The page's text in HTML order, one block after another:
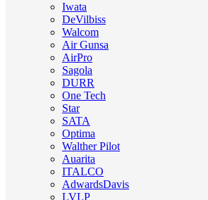
Iwata
DeVilbiss
Walcom
Air Gunsa
AirPro
Sagola
DURR
One Tech
Star
SATA
Optima
Walther Pilot
Auarita
ITALCO
AdwardsDavis
LVLP